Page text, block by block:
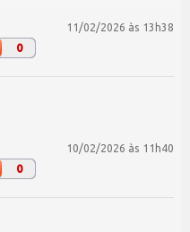
11/02/2026 às 13h38
0
10/02/2026 às 11h40
0